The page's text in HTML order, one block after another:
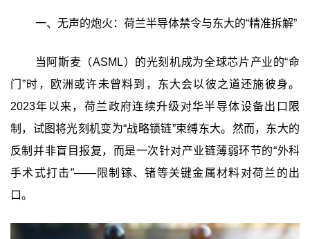
一、无声的炮火：荷兰半导体禁令与东大的“精准拆解”
当阿斯麦（ASML）的光刻机成为全球芯片产业的“命
门”时，欧洲或许未曾料到，东大会以彼之道还施彼身。
2023年以来，荷兰政府连续升级对华半导体设备出口限
制，试图将光刻机变为“战略锁链”束缚东大。然而，东大的
反制并非盲目报复，而是一次针对产业链薄弱环节的“外科
手术式打击”——限制镓、锗等关键金属材料对荷兰的出
口。